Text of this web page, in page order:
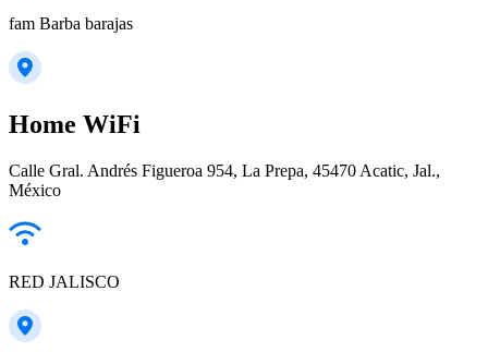
fam Barba barajas
Home WiFi
Calle Gral. Andrés Figueroa 954, La Prepa, 45470 Acatic, Jal.,
México
RED JALISCO